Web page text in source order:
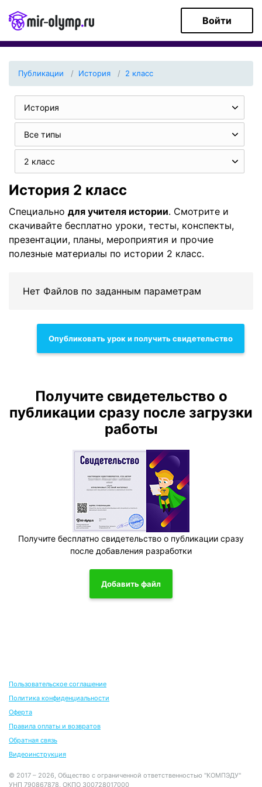
Войти
Публикации История 2 класс
История
Все типы
2 класс
История 2 класс
Специально для учителя истории. Смотрите и
скачивайте бесплатно уроки, тесты, конспекты,
презентации, планы, мероприятия и прочие
полезные материалы по истории 2 класс.
Нет Файлов по заданным параметрам
Опубликовать урок и получить свидетельство
Получите свидетельство о
публикации сразу после загрузки
работы
Получите бесплатно свидетельство о публикации сразу
после добавления разработки
Добавить файл
Пользовательское соглашение
Политика конфиденциальности
Оферта
Правила оплаты и возвратов
Обратная связь
Видеоинструкция
© 2017 – 2026, Общество с ограниченной ответственностью "КОМПЭДУ"
УНП 790867878, ОКПО 300728017000